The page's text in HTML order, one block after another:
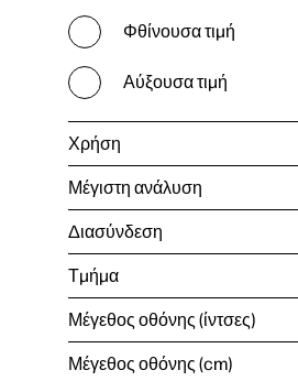
Φθίνουσα τιμή
Αύξουσα τιμή
Χρήση
Μέγιστη ανάλυση
Διασύνδεση
Τμήμα
Μέγεθος οθόνης (ίντσες)
Μέγεθος οθόνης (cm)